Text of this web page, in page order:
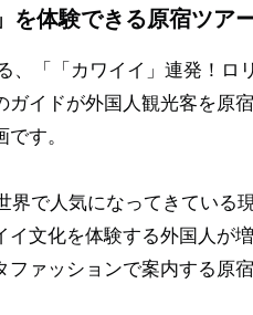
を体験できる原宿ツア
、「「カワイイ」連発！ロ
ガイドが外国人観光客を原
す。
で人気になってきている
文化を体験する外国人が
ファッションで案内する原